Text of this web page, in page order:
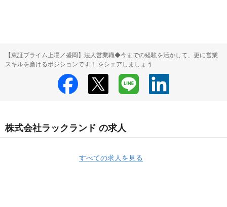
【東証プライム上場／盛岡】法人営業職◆今までの経験を活かして、更に営業
スキルを磨けるポジションです！ をシェアしましょう
株式会社ラックランド の求人
すべての求人を見る